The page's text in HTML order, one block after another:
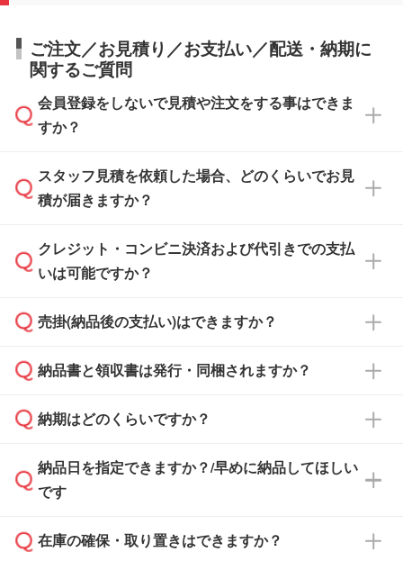
ご注文／お見積り／お支払い／配送・納期に
関するご質問
会員登録をしないで見積や注文をする事はできま
すか？
可能です。見積・注文フォームにて『ゲストの
まま進む』ボタンからお進みのうえ、ご依頼く
スタッフ見積を依頼した場合、どのくらいでお見
積が届きますか？
通常、翌営業日までにお送りしております。混
雑状況によっては、お時間をいただくこともご
依頼いただいた場合は、翌営業日以降のご連絡
クレジット・コンビニ決済および代引きでの支払
いは可能ですか？
銀行振込のみのご対応となります。
売掛(納品後の支払い)はできますか？
基本的には先入金をお願いしておりますが、自
どの場合は、月末締め翌月末払いに対応可能で
また、卒業・卒園記念品で対策委員会や個人様
校や幼稚園・保育園であれば、同様の条件でご
納品書と領収書は発行・同梱されますか？
納品書・領収書は ご依頼をいただいた場合の
ず、通常はPDFデータをメール添付でお送りし
ます。
たは注文フォームの『ご注文に関する備考欄』
納期はどのくらいですか？
・印刷する場合(500個程度)
ご入金、イメージ画像の校了から約2週間～2
納品日を指定できますか？/早めに納品してほしい
です
ご希望の納期がある場合は、お問い合わせ・お
在庫の確保・取り置きはできますか？